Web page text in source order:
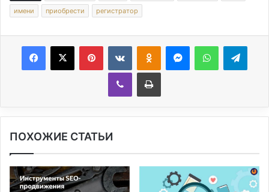
имени
приобрести регистратор
ПОХОЖИЕ СТАТЬИ